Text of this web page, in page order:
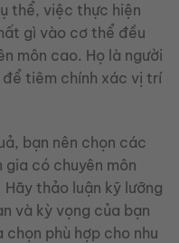
thể, việc thực hiện
gì vào cơ thể đều
môn cao. Họ là người
tiêm chính xác vị trí
bạn nên chọn các
có chuyên môn
thảo luận kỹ lưỡng
và kỳ vọng của bạn
phù hợp cho nhu